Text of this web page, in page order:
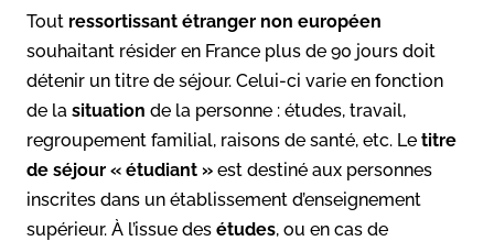
Tout ressortissant étranger non européen
souhaitant résider en France plus de 90 jours doit
détenir un titre de séjour. Celui-ci varie en fonction
de la situation de la personne : études, travail,
regroupement familial, raisons de santé, etc. Le titre
de séjour « étudiant » est destiné aux personnes
inscrites dans un établissement d’enseignement
supérieur. À l’issue des études, ou en cas de